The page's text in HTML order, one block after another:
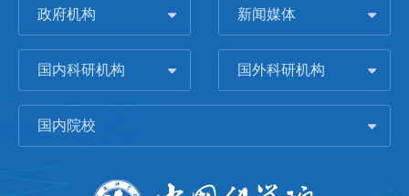
政府机构 新闻媒体
国内科研机构 国外科研机构
国内院校